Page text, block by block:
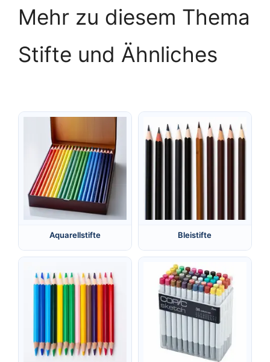
Mehr zu diesem Thema
Stifte und Ähnliches
Aquarellstifte Bleistifte